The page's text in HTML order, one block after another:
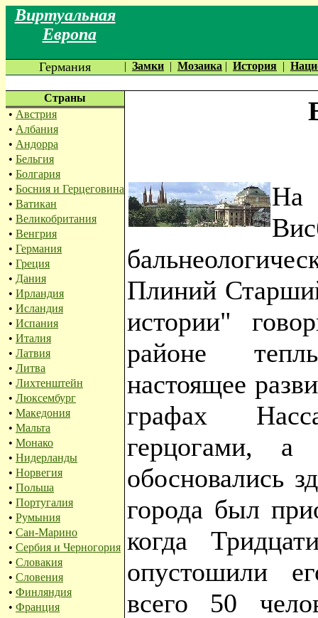
Виртуальная
Европа
Германия | Замки | Мозаика | История |
Страны
• Австрия
• Албания
• Андорра
• Бельгия
• Болгария
• Босния и Герцеговина
• Ватикан
• Великобритания
• Венгрия
• Германия
• Греция
• Дания
• Ирландия
• Исландия
• Испания
• Италия
• Латвия
• Литва
• Лихтенштейн
• Люксембург
• Македония
• Мальта
• Монако
• Нидерланды
• Норвегия
• Польша
• Португалия
• Румыния
• Сан-Марино
• Сербия и Черногория
• Словакия
• Словения
• Финляндия
• Франция
На
Плиний
истории"
районе
настоящее
графах
герцогами, а
обосновались
города был
когда
опустошили
всего 50